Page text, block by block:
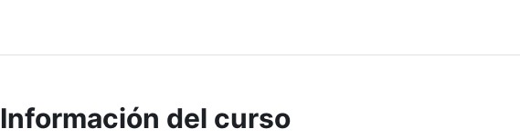
Información del curso